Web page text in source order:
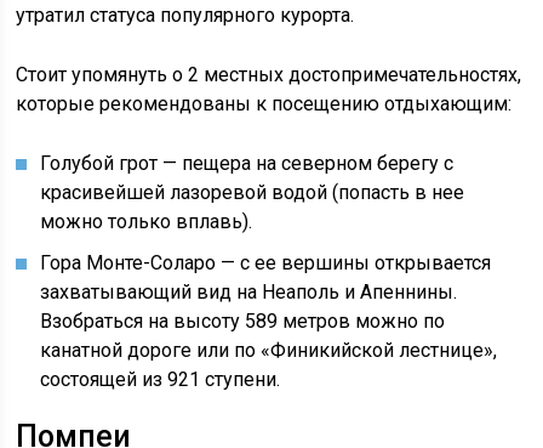
утратил статуса популярного курорта.
Стоит упомянуть о 2 местных достопримечательностях,
которые рекомендованы к посещению отдыхающим:
Голубой грот — пещера на северном берегу с
красивейшей лазоревой водой (попасть в нее
можно только вплавь).
Гора Монте-Соларо — с ее вершины открывается
захватывающий вид на Неаполь и Апеннины.
Взобраться на высоту 589 метров можно по
канатной дороге или по «Финикийской лестнице»,
состоящей из 921 ступени.
Помпеи